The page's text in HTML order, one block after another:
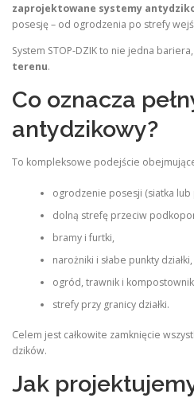
zaprojektowane systemy
posesję – od ogrodzenia po strefy
System STOP-DZIK to nie jedna
terenu.
Co oznacza
antydzikowy?
To kompleksowe podejście
ogrodzenie posesji (siatka lub
dolną strefę przeciw
bramy i furtki,
narożniki i słabe punkty działki,
ogród, trawnik i
strefy przy granicy działki.
Celem jest całkowite zamknięcie
dzików.
Jak